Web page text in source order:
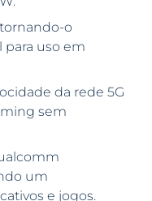
o
para uso em
da rede 5G
sem
um
e jogos.